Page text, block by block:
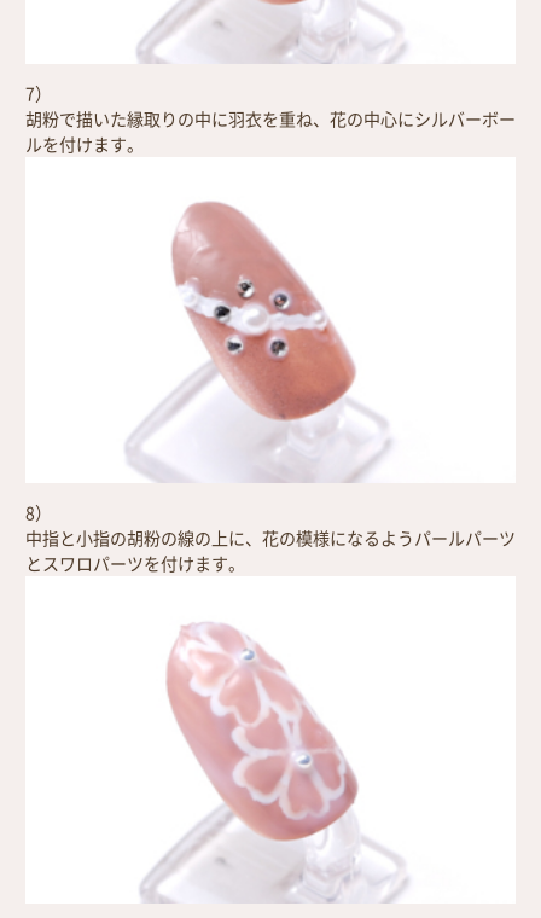
7）
胡粉で描いた縁取りの中に羽衣を重ね、花の中心にシルバーボー
ルを付けます。
8）
中指と小指の胡粉の線の上に、花の模様になるようパールパーツ
とスワロパーツを付けます。